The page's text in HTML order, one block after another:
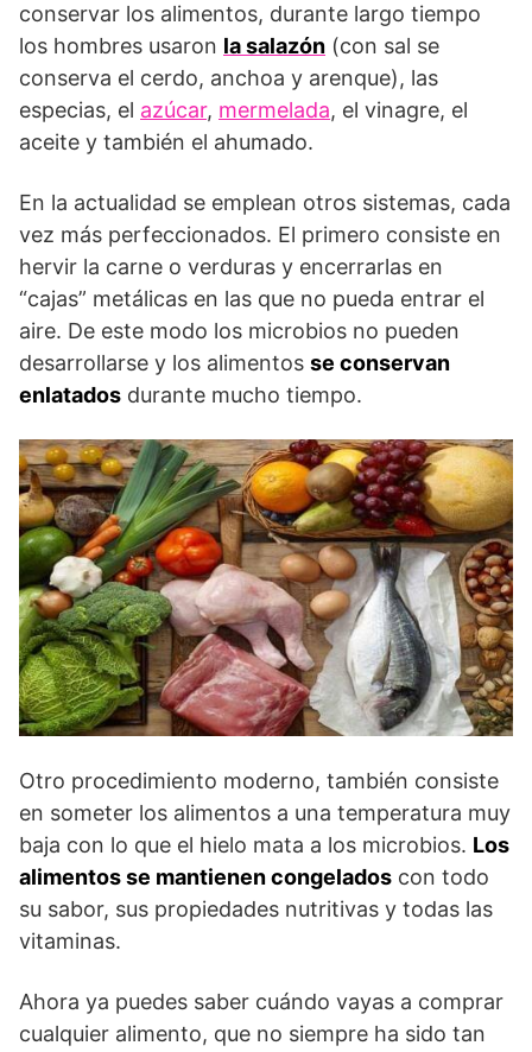
conservar los alimentos, durante largo tiempo
los hombres usaron la salazón (con sal se
conserva el cerdo, anchoa y arenque), las
especias, el azúcar, mermelada, el vinagre, el
aceite y también el ahumado.
En la actualidad se emplean otros sistemas, cada
vez más perfeccionados. El primero consiste en
hervir la carne o verduras y encerrarlas en
“cajas” metálicas en las que no pueda entrar el
aire. De este modo los microbios no pueden
desarrollarse y los alimentos se conservan
enlatados durante mucho tiempo.
Otro procedimiento moderno, también consiste
en someter los alimentos a una temperatura muy
baja con lo que el hielo mata a los microbios. Los
alimentos se mantienen congelados con todo
su sabor, sus propiedades nutritivas y todas las
vitaminas.
Ahora ya puedes saber cuándo vayas a comprar
cualquier alimento, que no siempre ha sido tan